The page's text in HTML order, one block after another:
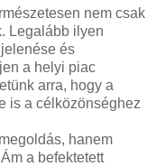
nem csak
Legalább ilyen
és
a helyi piac
arra, hogy a
is a célközönséghez
hanem
a befektetett